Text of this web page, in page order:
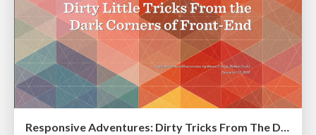
Responsive Adventures: Dirty Tricks From The Dark Corners of Front-End